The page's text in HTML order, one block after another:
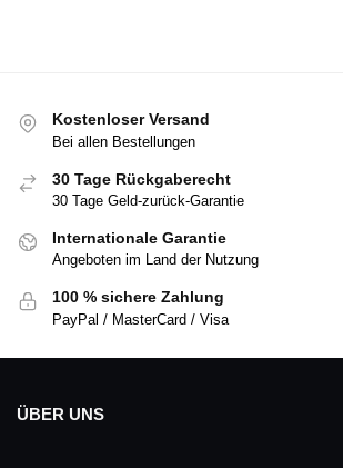
Kostenloser Versand
Bei allen Bestellungen
30 Tage Rückgaberecht
30 Tage Geld-zurück-Garantie
Internationale Garantie
Angeboten im Land der Nutzung
100 % sichere Zahlung
PayPal / MasterCard / Visa
ÜBER UNS